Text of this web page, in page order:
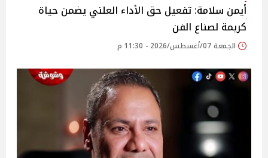
أيمن سلامة: تفعيل حق الأداء العلني يضمن حياة
كريمة لصناع الفن
الجمعة 07/أغسطس/2026 - 11:30 م